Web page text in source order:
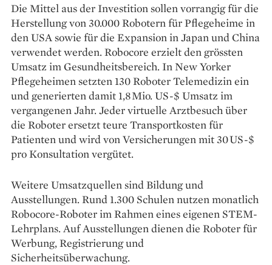
Die Mittel aus der Investition sollen vorrangig für die
Herstellung von 30.000 Robotern für Pflegeheime in
den USA sowie für die Expansion in Japan und China
verwendet werden. Robocore erzielt den grössten
Umsatz im Gesundheitsbereich. In New Yorker
Pflegeheimen setzten 130 Roboter Telemedizin ein
und generierten damit 1,8 Mio. US-$ Umsatz im
vergangenen Jahr. Jeder virtuelle Arztbesuch über
die Roboter ersetzt teure Transportkosten für
Patienten und wird von Versicherungen mit 30 US-$
pro Konsultation vergütet.
Weitere Umsatzquellen sind Bildung und
Ausstellungen. Rund 1.300 Schulen nutzen monatlich
Robocore-Roboter im Rahmen eines eigenen STEM-
Lehrplans. Auf Ausstellungen dienen die Roboter für
Werbung, Registrierung und
Sicherheitsüberwachung.